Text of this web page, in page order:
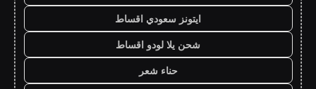
ايتونز سعودي اقساط
شحن يلا لودو اقساط
حناء شعر